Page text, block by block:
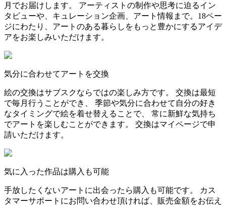
月でお届けします。 アーティストの制作や思考に迫るイン
タビューや、キュレーション企画、アート情報まで。18ペー
ジにわたり、アートのある暮らしをもっと豊かにするアイデ
アをお楽しみいただけます。
気分に合わせてアートを交換
絵の交換はサブスクならではの楽しみ方です。 交換は最短
で毎月行うことができ、 季節や気分に合わせて自分の好き
なタイミングで絵を着せ替えることで、 常に新鮮な気持ち
でアートを楽しむことができます。 交換はマイページで申
請いただけます。
気に入った作品は購入も可能
手放したくないアートに出会ったら購入も可能です。 カス
タマーサポートにお問い合わせ頂ければ、販売金額をお伝え